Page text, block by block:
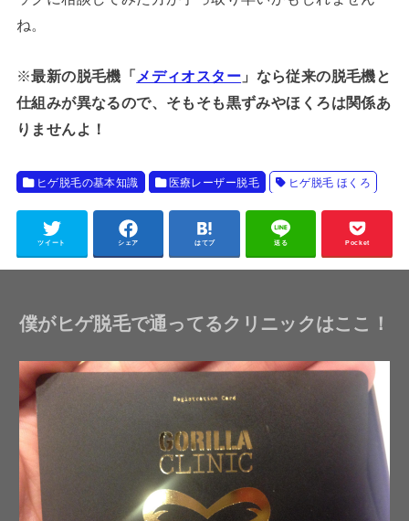
ね。
※最新の脱毛機「 メディオスター 」なら従来の脱毛機と
仕組みが異なるので、そもそも黒ずみやほくろは関係あ
りませんよ！
ヒゲ脱毛の基本知識 医療レーザー脱毛 ヒゲ脱毛 ほくろ
ツイート シェア はてブ 送る Pocket
僕がヒゲ脱毛で通ってるクリニックはここ！